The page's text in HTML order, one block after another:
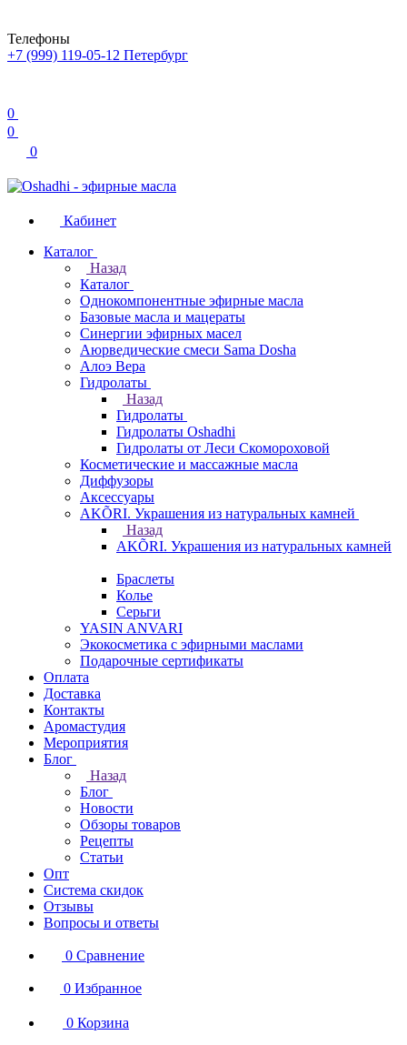
Телефоны
+7 (999) 119-05-12 Петербург
0
0
0
Кабинет
Каталог
Назад
Каталог
Однокомпонентные эфирные масла
Базовые масла и мацераты
Синергии эфирных масел
Аюрведические смеси Sama Dosha
Алоэ Вера
Гидролаты
Назад
Гидролаты
Гидролаты Oshadhi
Гидролаты от Леси Скомороховой
Косметические и массажные масла
Диффузоры
Аксессуары
AKÕRI. Украшения из натуральных камней
Назад
AKÕRI. Украшения из натуральных камней
Браслеты
Колье
Серьги
YASIN ANVARI
Экокосметика с эфирными маслами
Подарочные сертификаты
Оплата
Доставка
Контакты
Аромастудия
Мероприятия
Блог
Назад
Блог
Новости
Обзоры товаров
Рецепты
Статьи
Опт
Система скидок
Отзывы
Вопросы и ответы
0 Сравнение
0 Избранное
0 Корзина